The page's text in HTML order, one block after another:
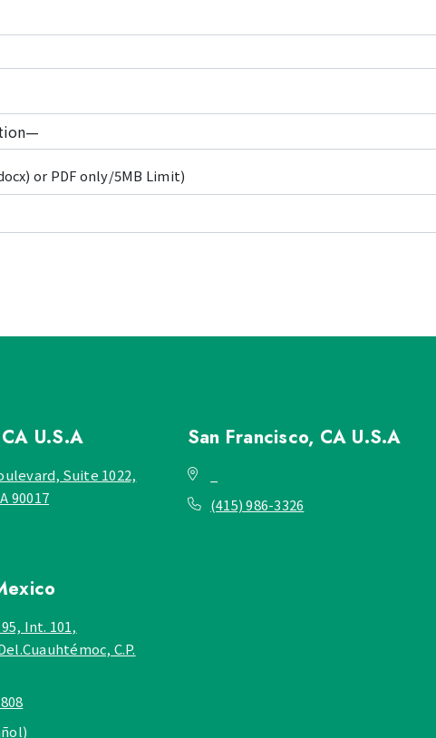
or PDF only/5MB Limit)
U.S.A
Suite 1022,
90017
San Francisco, CA U.S.A
(415) 986-3326
Int. 101,
C.P.